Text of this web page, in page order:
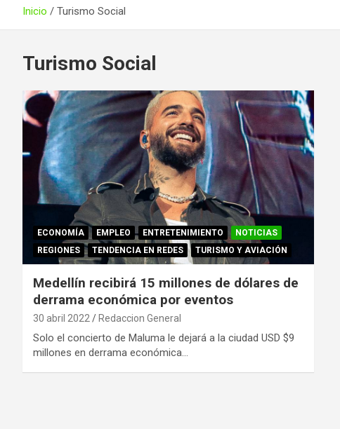
Inicio Turismo Social
Turismo Social
ECONOMÍA EMPLEO ENTRETENIMIENTO
NOTICIAS
REGIONES
TENDENCIA EN REDES TURISMO Y AVIACIÓN
Medellín recibirá 15 millones de dólares de
derrama económica por eventos
30 abril 2022 Redaccion General
Solo el concierto de Maluma le dejará a la ciudad USD $9
millones en derrama económica…